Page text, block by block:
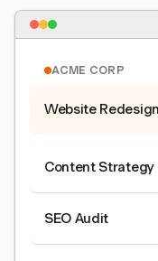
ACME CORP
Website Redesign
Content Strategy
SEO Audit